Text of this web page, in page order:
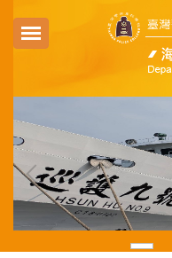
主
區